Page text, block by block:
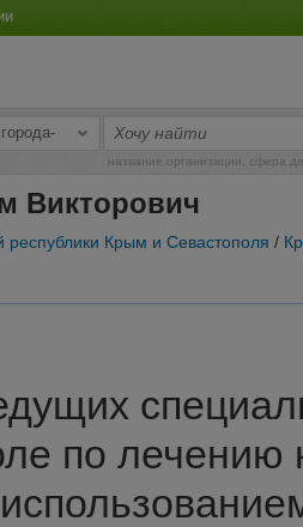
название организации, сфера
Викторович
республики Крым и Севастополя /
по лечению